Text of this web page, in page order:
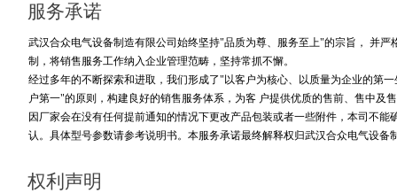
服务承诺
武汉合众电气设备制造有限公司始终坚持"品质为尊、服务至上"的宗旨， 并
制，将销售服务工作纳入企业管理范畴，坚持常抓不懈。
经过多年的不断探索和进取，我们形成了"以客户为核心、以质量为企业的第
户第一"的原则，构建良好的销售服务体系，为客 户提供优质的售前、售中及
因厂家会在没有任何提前通知的情况下更改产品包装或者一些附件，本司不
认。具体型号参数请参考说明书。本服务承诺最终解释权归武汉合众电气设备
权利声明